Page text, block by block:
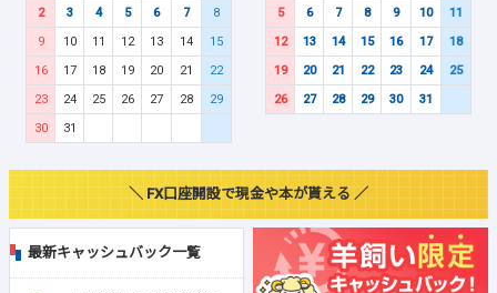
2
3 4 5 6 7
8
9
10 11 12 13 14
15
16
17 18 19 20 21
22
23
24 25 26 27 28
29
30
31
5
6 7 8 9 10
11
12
13 14 15 16 17
18
19
20 21 22 23 24
25
26
27 28 29 30 31
＼ FX口座開設で現金や本が貰える ／
最新キャッシュバック一覧